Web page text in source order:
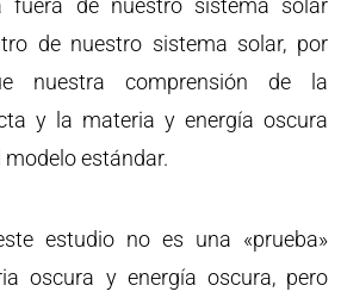
fuera de nuestro sistema solar
de nuestro sistema solar, por
nuestra comprensión de la
y la materia y energía oscura
estándar.
estudio no es una «prueba»
oscura y energía oscura, pero